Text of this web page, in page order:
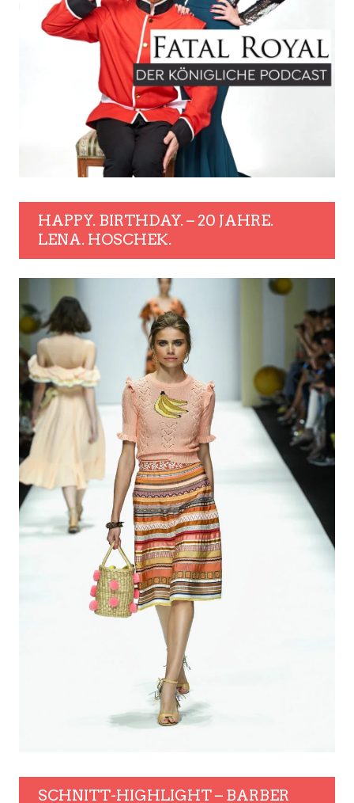
HAPPY. BIRTHDAY. – 20 JAHRE.
LENA. HOSCHEK.
SCHNITT-HIGHLIGHT – BARBER